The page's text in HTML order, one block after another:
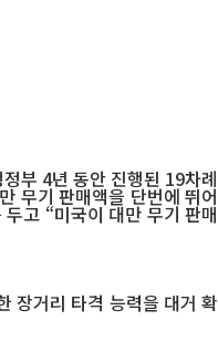
부 4년 동안 진행된 19차례
무기 판매액을 단번에 뛰어
고 “미국이 대만 무기 판매
장거리 타격 능력을 대거 확